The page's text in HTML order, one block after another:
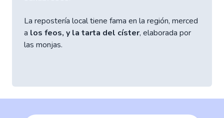
La repostería local tiene fama en la región, merced
a los feos, y la tarta del císter, elaborada por
las monjas.